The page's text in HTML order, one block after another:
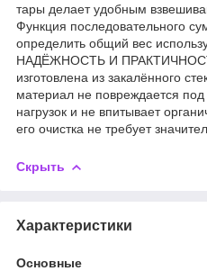
тары делает удобным
Функция последовательного
определить общий вес
НАДЁЖНОСТЬ И
изготовлена из закалённого
материал не повреждается
нагрузок и не впитывает
его очистка не требует
Скрыть
Характеристики
Основные